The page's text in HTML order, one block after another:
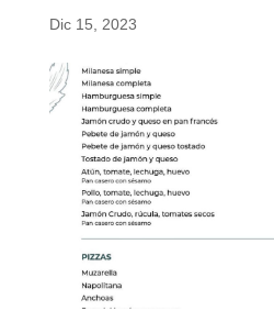
Dic 15, 2023